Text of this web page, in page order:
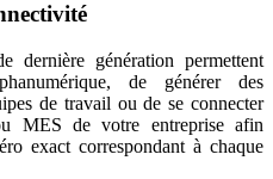
dernière génération permettent
de générer des
de travail ou de se connecter
MES de votre entreprise afin
exact correspondant à chaque